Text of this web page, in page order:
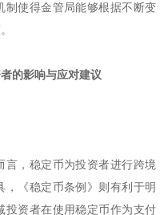
制使得金管局能够根据不断变
的影响与应对建议
言，稳定币为投资者进行跨境
《稳定币条例》则有利于明
投资者在使用稳定币作为支付